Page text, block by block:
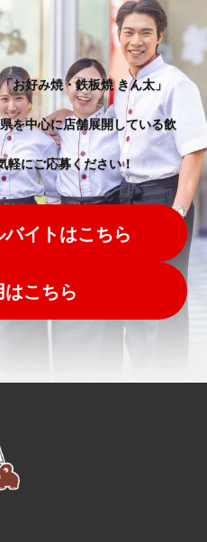
お好み焼・鉄板焼 きん太」
を中心に店舗展開している飲
軽にご応募ください！
イトはこちら
こちら